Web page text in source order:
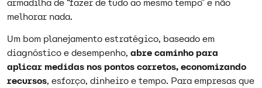
armadilha de “fazer de tudo ao mesmo tempo” e não
melhorar nada.​
Um bom planejamento estratégico, baseado em
diagnóstico e desempenho, abre caminho para
aplicar medidas nos pontos corretos, economizando
recursos, esforço, dinheiro e tempo. Para empresas que